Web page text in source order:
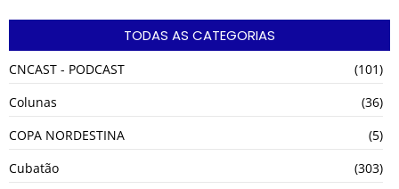
TODAS AS CATEGORIAS
CNCAST - PODCAST
(101)
Colunas
(36)
COPA NORDESTINA
(5)
Cubatão
(303)